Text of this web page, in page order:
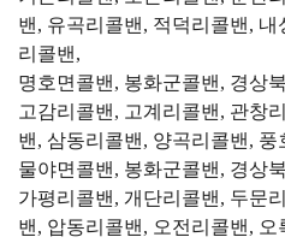
밴, 유곡리콜밴, 적덕리콜밴,
리콜밴,
명호면콜밴, 봉화군콜밴, 경상
고감리콜밴, 고계리콜밴, 관창
밴, 삼동리콜밴, 양곡리콜밴, 풍
물야면콜밴, 봉화군콜밴, 경상
가평리콜밴, 개단리콜밴, 두문
밴, 압동리콜밴, 오전리콜밴, 오